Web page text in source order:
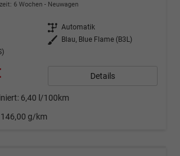
6 Wochen Neuwagen
Getriebe Automatik
Außenfarbe
Blau, Blue Flame (B3L)
Details
6,40 l/100km
146,00 g/km